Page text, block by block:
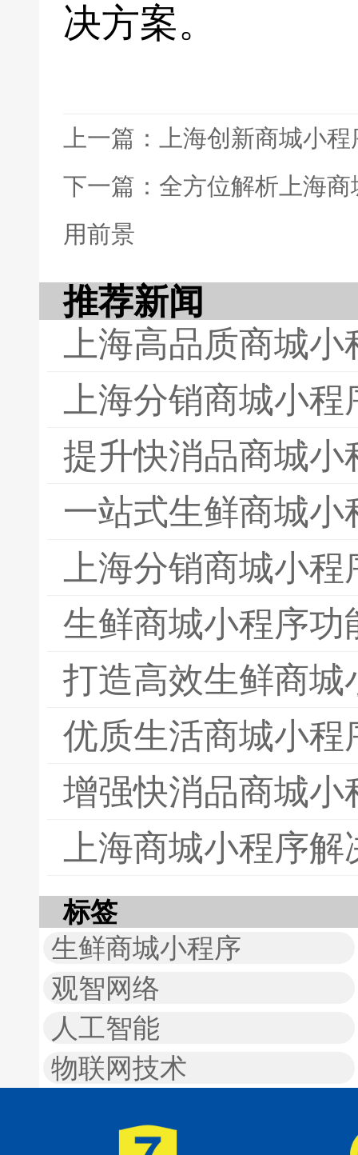
决方案。
上一篇：上海创新商城小
下一篇：全方位解析上海
用前景
推荐新闻
上海高品质商城
上海分销商城小
提升快消品商城
一站式生鲜商城小
上海分销商城小
生鲜商城小程序功
打造高效生鲜商城
优质生活商城小程
增强快消品商城
上海商城小程序
标签
生鲜商城小程序
观智网络
人工智能
物联网技术